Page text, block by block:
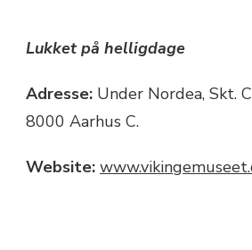
Lukket på helligdage
Adresse: Under Nordea, Skt.
8000 Aarhus C.
Website: